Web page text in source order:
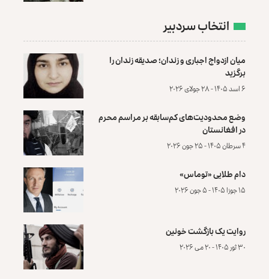
انتخاب سردبیر
میان ازدواج اجباری و زندان؛ صدیقه زندان را
برگزید
۶ اسد ۱۴۰۵ - ۲۸ جولای ۲۰۲۶
وضع محدودیت‌های کم‌سابقه بر مراسم محرم
در افغانستان
۴ سرطان ۱۴۰۵ - ۲۵ جون ۲۰۲۶
دام طلایی «توماس»
۱۵ جوزا ۱۴۰۵ - ۵ جون ۲۰۲۶
روایت یک بازگشت خونین
۳۰ ثور ۱۴۰۵ - ۲۰ می ۲۰۲۶